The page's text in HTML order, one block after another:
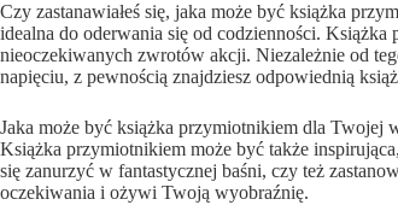
Czy zastanawiałeś się, jaka może być książka
idealna do oderwania się od codzienności.
nieoczekiwanych zwrotów akcji. Niezależnie od
napięciu, z pewnością znajdziesz odpowiednią
Jaka może być książka przymiotnikiem dla Twojej
Książka przymiotnikiem może być także
się zanurzyć w fantastycznej baśni, czy też
oczekiwania i ożywi Twoją wyobraźnię.